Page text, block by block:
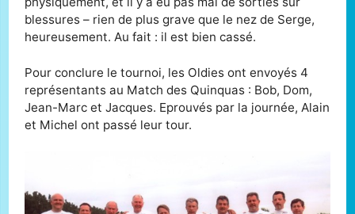
blessures – rien de plus grave que le nez de Serge,
heureusement. Au fait : il est bien cassé.
Pour conclure le tournoi, les Oldies ont envoyés 4
représentants au Match des Quinquas : Bob, Dom,
Jean-Marc et Jacques. Eprouvés par la journée, Alain
et Michel ont passé leur tour.